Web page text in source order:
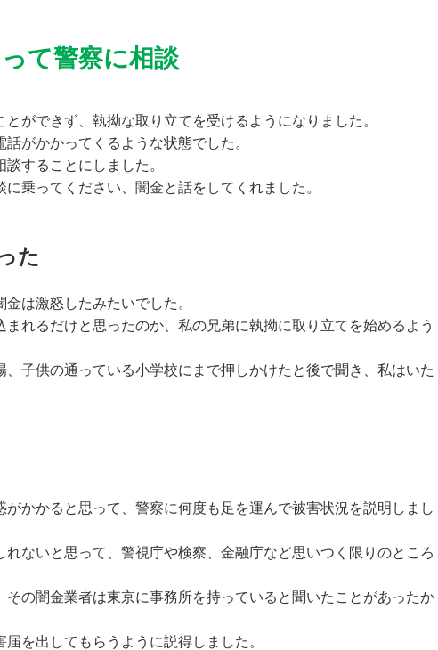
て警察に相談
ができず、執拗な取り立てを受けるようになりました。
がかかってくるような状態でした。
談することにしました。
乗ってください、闇金と話をしてくれました。
た
は激怒したみたいでした。
れるだけと思ったのか、 私の兄弟に執拗に取り立てを始めるよう
、子供の通っている小学校にまで押しかけたと後で聞き、私はいた
かかると思って、警察に何度も足を運んで被害状況を説明しまし
ないと思って、警視庁や検察、 金融庁など思いつく限りのところ
の闇金業者は東京に事務所を持っていると聞いたことがあったか
を出してもらうように説得しました。